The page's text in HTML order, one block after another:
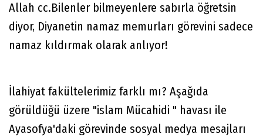
Allah cc.Bilenler bilmeyenlere sabırla öğretsin
diyor, Diyanetin namaz memurları görevini sadece
namaz kıldırmak olarak anlıyor!
İlahiyat fakültelerimiz farklı mı? Aşağıda
görüldüğü üzere "islam Mücahidi " havası ile
Ayasofya'daki görevinde sosyal medya mesajları